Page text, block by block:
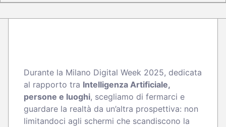
Durante la Milano Digital Week 2025, dedicata
al rapporto tra Intelligenza Artificiale,
persone e luoghi, scegliamo di fermarci e
guardare la realtà da un’altra prospettiva: non
limitandoci agli schermi che scandiscono la